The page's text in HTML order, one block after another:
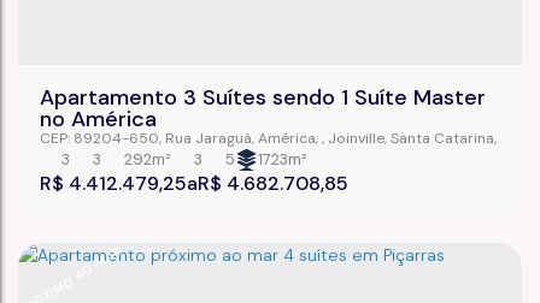
Apartamento 3 Suítes sendo 1 Suíte Master
no América
R$ 4.412.479,25 R$ 4.682.708,85
CEP: 89204-650, Rua Jaraguá,América , Joinville,Santa Catarina,
Brasil
3 5
292m²
3 3 1723m²
PRÓXIMO AO MAR